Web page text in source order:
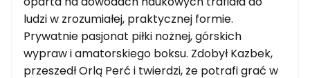
ludzi w zrozumiałej, praktycznej formie.
Prywatnie pasjonat piłki nożnej, górskich
wypraw i amatorskiego boksu. Zdobył Kazbek,
przeszedł Orlą Perć i twierdzi, że potrafi grać w